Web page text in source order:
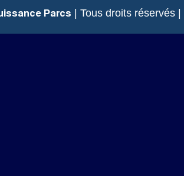
Parcs | Tous droits réservés |